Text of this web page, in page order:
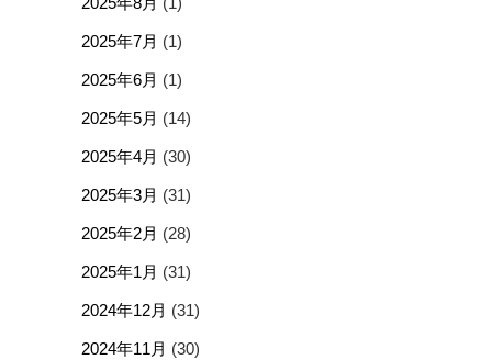
2025年7月 (1)
2025年6月 (1)
2025年5月 (14)
2025年4月 (30)
2025年3月 (31)
2025年2月 (28)
2025年1月 (31)
2024年12月 (31)
2024年11月 (30)